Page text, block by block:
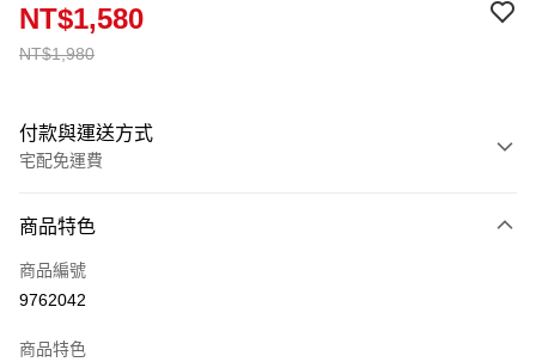
NT$1,980
NT$1,580
付款與運送方式
宅配免運費
信用卡一次付款
LINE Pay
商品特色
商品編號
9762042
商品特色